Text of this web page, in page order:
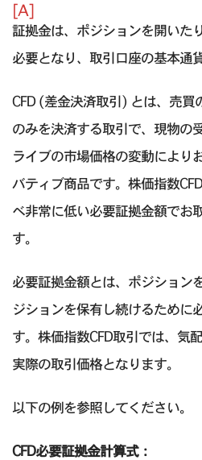
[A]
証拠金は、ポジションを開いた
必要となり、取引口座の基本通
CFD (差金決済取引) とは、売買
のみを決済する取引で、現物の
ライブの市場価格の変動により
バティブ商品です。株価指数
べ非常に低い必要証拠金額でお
す。
必要証拠金額とは、ポジション
ジションを保有し続けるために
す。株価指数CFD取引では、気
実際の取引価格となります。
以下の例を参照してください。
CFD必要証拠金計算式：